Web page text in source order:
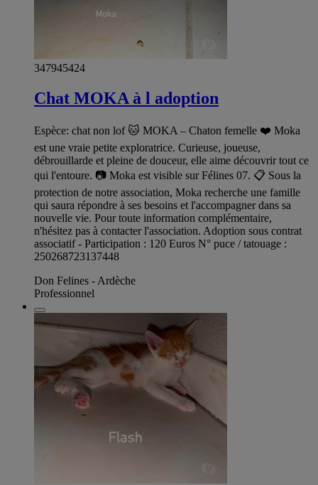
347945424
Chat MOKA à l adoption
Espèce: chat non lof 🐱 MOKA – Chaton femelle ❤️ Moka
est une vraie petite exploratrice. Curieuse, joueuse,
débrouillarde et pleine de douceur, elle aime découvrir tout ce
qui l'entoure. 📷 Moka est visible sur Félines 07. 📋 Sous la
protection de notre association, Moka recherche une famille
qui saura répondre à ses besoins et l'accompagner dans sa
nouvelle vie. Pour toute information complémentaire,
n'hésitez pas à contacter l'association. Adoption sous contrat
associatif - Participation : 120 Euros N° puce / tatouage :
250268723137448
Don Felines - Ardèche
Professionnel